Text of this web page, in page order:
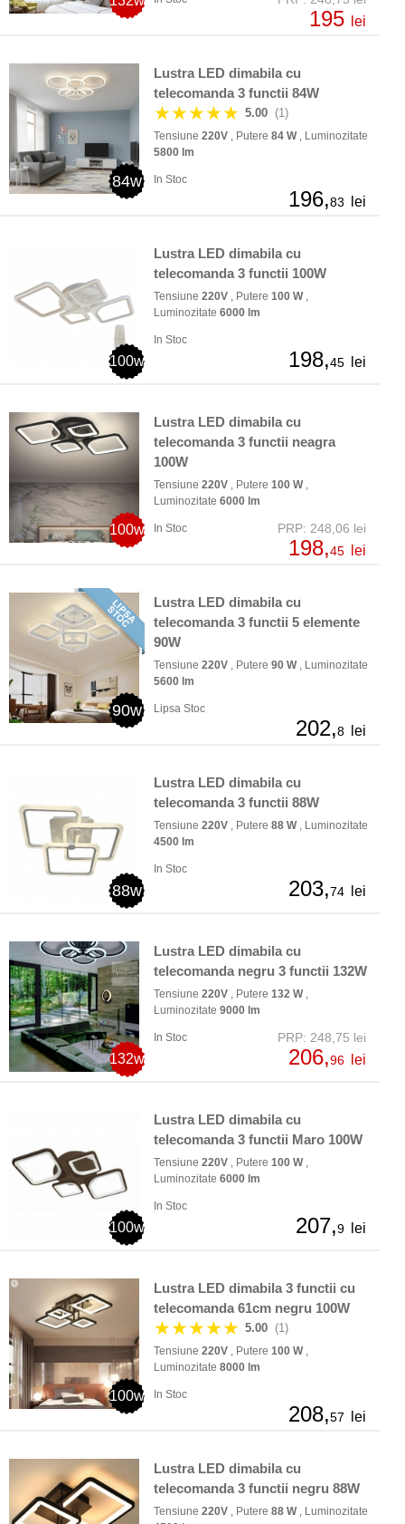
195 lei
84w
Lustra LED dimabila cu
telecomanda 3 functii 84W
★★★★★ 5.00 (1)
Tensiune 220V , Putere 84 W, Luminozitate
5800 lm
In Stoc
196,83 lei
100w
Lustra LED dimabila cu
telecomanda 3 functii 100W
Tensiune 220V , Putere 100 W,
Luminozitate 6000 lm
In Stoc
198,45 lei
100w
Lustra LED dimabila cu
telecomanda 3 functii neagra
100W
Tensiune 220V , Putere 100 W,
Luminozitate 6000 lm
In Stoc PRP: 248,06 lei
198,45 lei
90w
Lustra LED dimabila cu
telecomanda 3 functii 5 elemente
90W
Tensiune 220V , Putere 90 W, Luminozitate
5600 lm
Lipsa Stoc
202,8 lei
88w
Lustra LED dimabila cu
telecomanda 3 functii 88W
Tensiune 220V , Putere 88 W, Luminozitate
4500 lm
In Stoc
203,74 lei
132w
Lustra LED dimabila cu
telecomanda negru 3 functii 132W
Tensiune 220V , Putere 132 W,
Luminozitate 9000 lm
In Stoc PRP: 248,75 lei
206,96 lei
100w
Lustra LED dimabila cu
telecomanda 3 functii Maro 100W
Tensiune 220V , Putere 100 W,
Luminozitate 6000 lm
In Stoc
207,9 lei
100w
Lustra LED dimabila 3 functii cu
telecomanda 61cm negru 100W
★★★★★ 5.00 (1)
Tensiune 220V , Putere 100 W,
Luminozitate 8000 lm
In Stoc
208,57 lei
Lustra LED dimabila cu
telecomanda 3 functii negru 88W
Tensiune 220V , Putere 88 W, Luminozitate